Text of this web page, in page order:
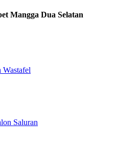
Mangga Dua Selatan
Wastafel
Saluran